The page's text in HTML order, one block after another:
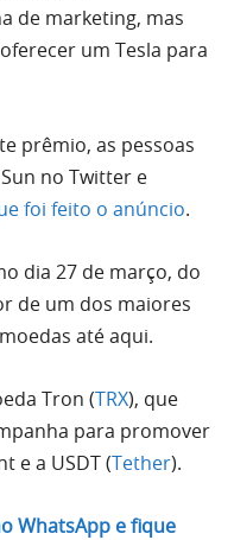
de marketing, mas
um Tesla para
prêmio, as pessoas
no Twitter e
foi feito o anúncio.
dia 27 de março, do
de um dos maiores
até aqui.
Tron (TRX), que
para promover
e a USDT (Tether).
WhatsApp e fique